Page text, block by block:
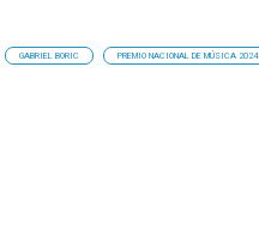
GABRIEL BORIC PREMIO NACIONAL DE MÚSICA 2024